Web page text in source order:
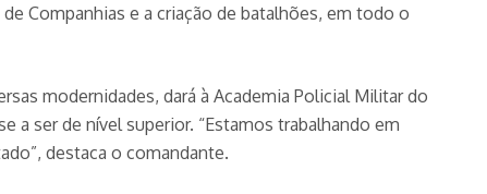
Companhias e a criação de batalhões, em todo o
modernidades, dará à Academia Policial Militar do
a ser de nível superior. “Estamos trabalhando em
destaca o comandante.